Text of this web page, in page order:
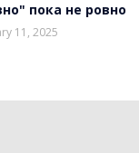
пока не ровно
11, 2025